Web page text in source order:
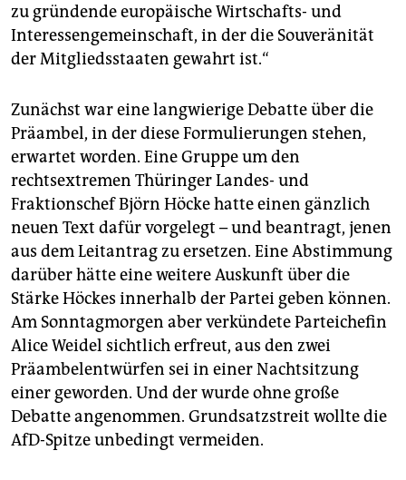
zu gründende europäische Wirtschafts- und
Interessengemeinschaft, in der die Souveränität
der Mitgliedsstaaten gewahrt ist.“
Zunächst war eine langwierige Debatte über die
Präambel, in der diese Formulierungen stehen,
erwartet worden. Eine Gruppe um den
rechtsextremen Thüringer Landes- und
Fraktionschef Björn Höcke hatte einen gänzlich
neuen Text dafür vorgelegt – und beantragt, jenen
aus dem Leitantrag zu ersetzen. Eine Abstimmung
darüber hätte eine weitere Auskunft über die
Stärke Höckes innerhalb der Partei geben können.
Am Sonntagmorgen aber verkündete Parteichefin
Alice Weidel sichtlich erfreut, aus den zwei
Präambelentwürfen sei in einer Nachtsitzung
einer geworden. Und der wurde ohne große
Debatte angenommen. Grundsatzstreit wollte die
AfD-Spitze unbedingt vermeiden.